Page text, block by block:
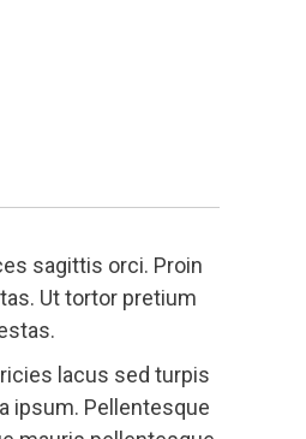
sagittis orci. Proin
Ut tortor pretium
lacus sed turpis
ipsum. Pellentesque